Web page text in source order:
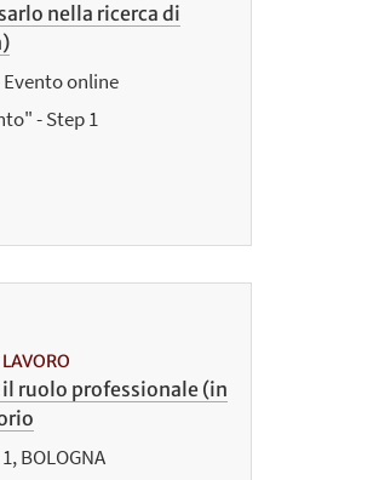
nella ricerca di
Evento online
- Step 1
il ruolo professionale (in
BOLOGNA